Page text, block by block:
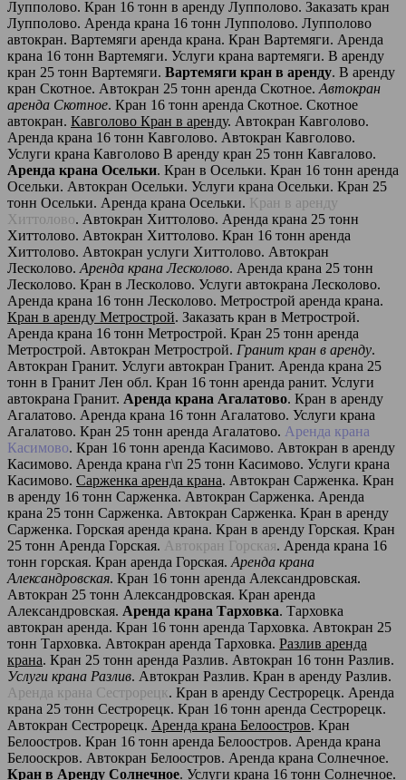
Лупполово. Кран 16 тонн в аренду Лупполово. Заказать кран
Лупполово. Аренда крана 16 тонн Лупполово. Лупполово
автокран. Вартемяги аренда крана. Кран Вартемяги. Аренда
крана 16 тонн Вартемяги. Услуги крана вартемяги. В аренду
кран 25 тонн Вартемяги. Вартемяги кран в аренду. В аренду
кран Скотное. Автокран 25 тонн аренда Скотное. Автокран
аренда Скотное. Кран 16 тонн аренда Скотное. Скотное
автокран. Кавголово Кран в аренду. Автокран Кавголово.
Аренда крана 16 тонн Кавголово. Автокран Кавголово.
Услуги крана Кавголово В аренду кран 25 тонн Кавгалово.
Аренда крана Осельки. Кран в Осельки. Кран 16 тонн аренда
Осельки. Автокран Осельки. Услуги крана Осельки. Кран 25
тонн Осельки. Аренда крана Осельки. Кран в аренду
Хиттолово. Автокран Хиттолово. Аренда крана 25 тонн
Хиттолово. Автокран Хиттолово. Кран 16 тонн аренда
Хиттолово. Автокран услуги Хиттолово. Автокран
Лесколово. Аренда крана Лесколово. Аренда крана 25 тонн
Лесколово. Кран в Лесколово. Услуги автокрана Лесколово.
Аренда крана 16 тонн Лесколово. Метрострой аренда крана.
Кран в аренду Метрострой. Заказать кран в Метрострой.
Аренда крана 16 тонн Метрострой. Кран 25 тонн аренда
Метрострой. Автокран Метрострой. Гранит кран в аренду.
Автокран Гранит. Услуги автокран Гранит. Аренда крана 25
тонн в Гранит Лен обл. Кран 16 тонн аренда ранит. Услуги
автокрана Гранит. Аренда крана Агалатово. Кран в аренду
Агалатово. Аренда крана 16 тонн Агалатово. Услуги крана
Агалатово. Кран 25 тонн аренда Агалатово. Аренда крана
Касимово. Кран 16 тонн аренда Касимово. Автокран в аренду
Касимово. Аренда крана г\п 25 тонн Касимово. Услуги крана
Касимово. Сарженка аренда крана. Автокран Сарженка. Кран
в аренду 16 тонн Сарженка. Автокран Сарженка. Аренда
крана 25 тонн Сарженка. Автокран Сарженка. Кран в аренду
Сарженка. Горская аренда крана. Кран в аренду Горская. Кран
25 тонн Аренда Горская. Автокран Горская. Аренда крана 16
тонн горская. Кран аренда Горская. Аренда крана
Александровская. Кран 16 тонн аренда Александровская.
Автокран 25 тонн Александровская. Кран аренда
Александровская. Аренда крана Тарховка. Тарховка
автокран аренда. Кран 16 тонн аренда Тарховка. Автокран 25
тонн Тарховка. Автокран аренда Тарховка. Разлив аренда
крана. Кран 25 тонн аренда Разлив. Автокран 16 тонн Разлив.
Услуги крана Разлив. Автокран Разлив. Кран в аренду Разлив.
Аренда крана Сестрорецк. Кран в аренду Сестрорецк. Аренда
крана 25 тонн Сестрорецк. Кран 16 тонн аренда Сестрорецк.
Автокран Сестрорецк. Аренда крана Белоостров. Кран
Белоостров. Кран 16 тонн аренда Белоостров. Аренда крана
Белооскров. Автокран Белоостров. Аренда крана Солнечное.
Кран в Аренду Солнечное. Услуги крана 16 тонн Солнечное.